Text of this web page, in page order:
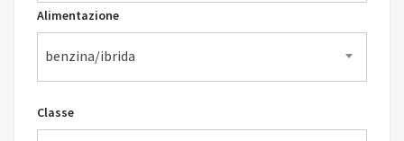
Alimentazione
benzina/ibrida
Classe